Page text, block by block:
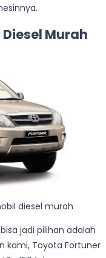
Murah
diesel murah
jadi pilihan adalah
kami, Toyota Fortuner